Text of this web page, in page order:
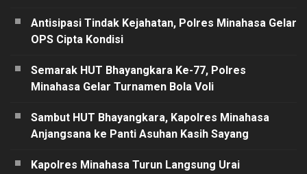
Antisipasi Tindak Kejahatan, Polres Minahasa Gelar
OPS Cipta Kondisi
Semarak HUT Bhayangkara Ke-77, Polres
Minahasa Gelar Turnamen Bola Voli
Sambut HUT Bhayangkara, Kapolres Minahasa
Anjangsana ke Panti Asuhan Kasih Sayang
Kapolres Minahasa Turun Langsung Urai